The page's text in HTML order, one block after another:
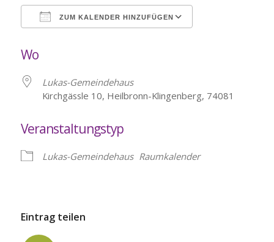
ZUM KALENDER HINZUFÜGEN
Wo
Lukas-Gemeindehaus
Kirchgässle 10, Heilbronn-Klingenberg, 74081
Veranstaltungstyp
Lukas-Gemeindehaus Raumkalender
Eintrag teilen